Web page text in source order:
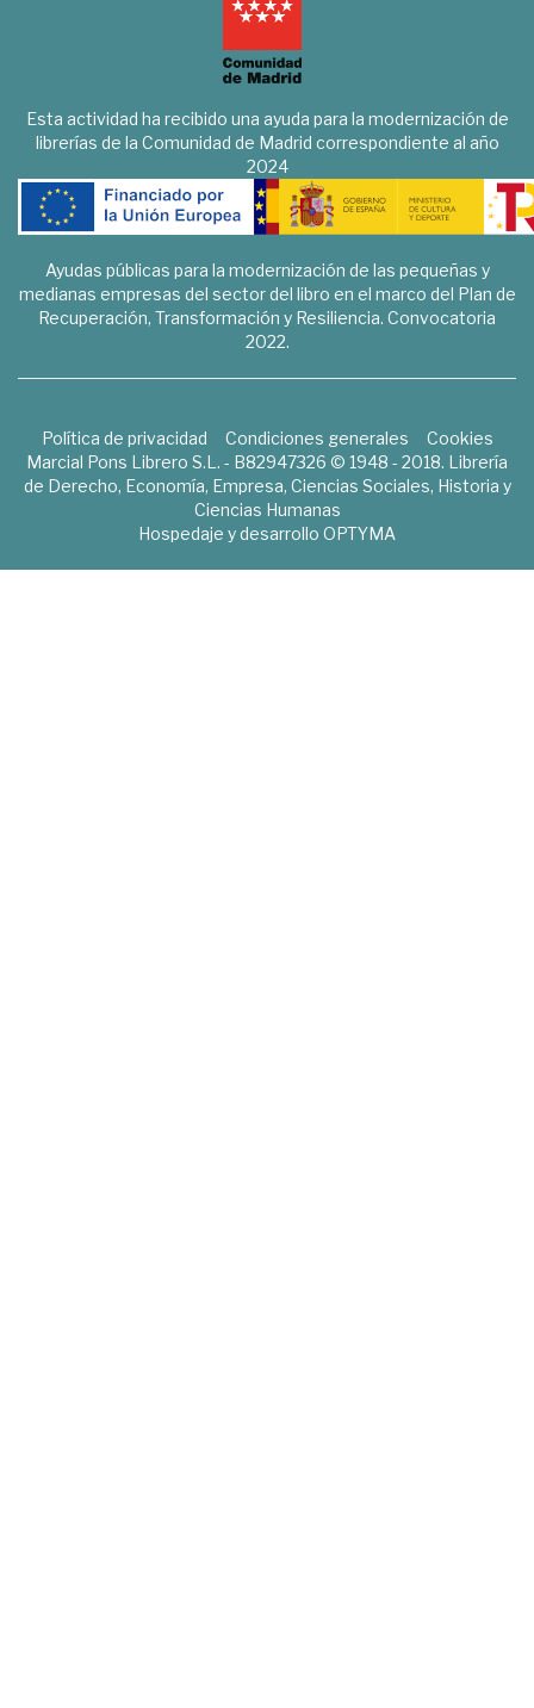
Esta actividad ha recibido una ayuda para la modernización de
librerías de la Comunidad de Madrid correspondiente al año
2024
Ayudas públicas para la modernización de las pequeñas y
medianas empresas del sector del libro en el marco del Plan de
Recuperación, Transformación y Resiliencia. Convocatoria
2022.
Política de privacidad Condiciones generales
Cookies
Marcial Pons Librero S.L. - B82947326 © 1948 - 2018. Librería
de Derecho, Economía, Empresa, Ciencias Sociales, Historia y
Ciencias Humanas
Hospedaje y desarrollo OPTYMA